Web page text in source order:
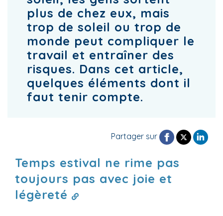
plus de chez eux, mais
trop de soleil ou trop de
monde peut compliquer le
travail et entraîner des
risques. Dans cet article,
quelques éléments dont il
faut tenir compte.
Partager sur
Temps estival ne rime pas
toujours pas avec joie et
légèreté